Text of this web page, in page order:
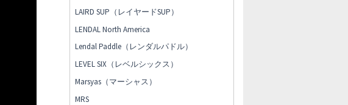
LAIRD SUP（レイヤードSUP）
LENDAL North America
Lendal Paddle（レンダルパドル）
LEVEL SIX（レベルシックス）
Marsyas（マーシャス）
MRS